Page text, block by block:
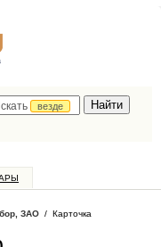
везде
ЗАО / Карточка